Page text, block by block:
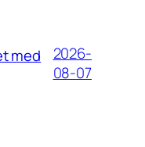
med
2026-
08-07